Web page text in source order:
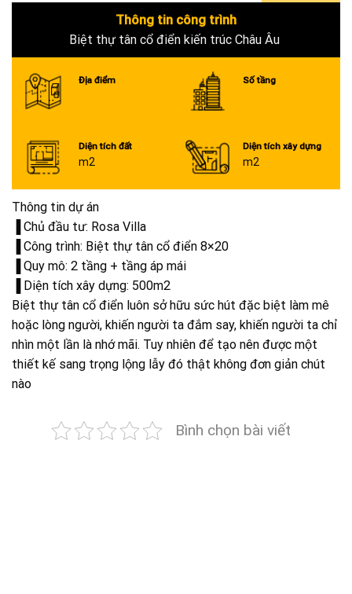
Thông tin công trình
Biệt thự tân cổ điển kiến trúc Châu Âu
Địa điểm Số tầng
Diện tích đất
m2
Diện tích xây dựng
m2
Thông tin dự án
▐ Chủ đầu tư: Rosa Villa
▐ Công trình: Biệt thự tân cổ điển 8×20
▐ Quy mô: 2 tầng + tầng áp mái
▐ Diện tích xây dựng: 500m2
Biệt thự tân cổ điển luôn sở hữu sức hút đặc biệt làm mê
hoặc lòng người, khiến người ta đắm say, khiến người ta chỉ
nhìn một lần là nhớ mãi. Tuy nhiên để tạo nên được một
thiết kế sang trọng lộng lẫy đó thật không đơn giản chút
nào
Bình chọn bài viết